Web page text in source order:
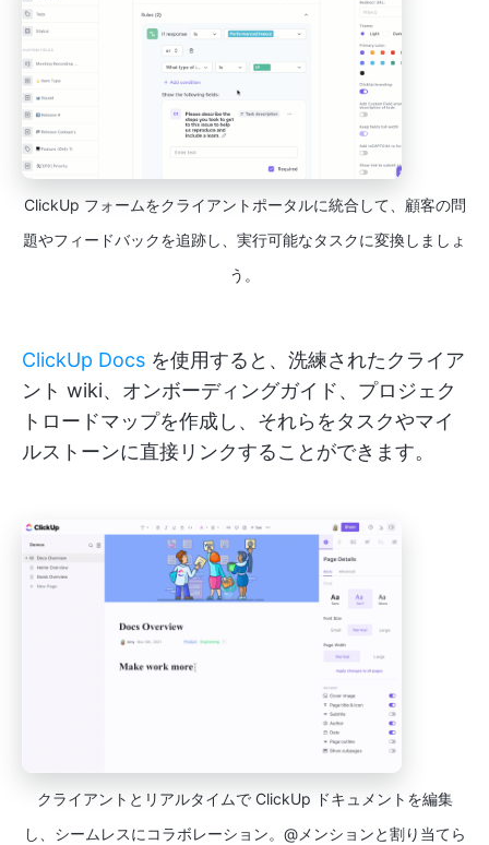
ClickUp フォームをクライアントポータルに統合して、顧客の問
題やフィードバックを追跡し、実行可能なタスクに変換しましょ
う。
ClickUp Docs を使用すると、洗練されたクライア
ント wiki、オンボーディングガイド、プロジェク
トロードマップを作成し、それらをタスクやマイ
ルストーンに直接リンクすることができます。
クライアントとリアルタイムで ClickUp ドキュメントを編集
し、シームレスにコラボレーション。@メンションと割り当てら